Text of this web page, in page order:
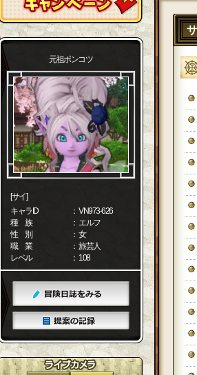
元祖ポンコツ
[サイ]
キャラID
： VN973-626
種 族
： エルフ
性 別
： 女
職 業
： 旅芸人
レベル
： 108